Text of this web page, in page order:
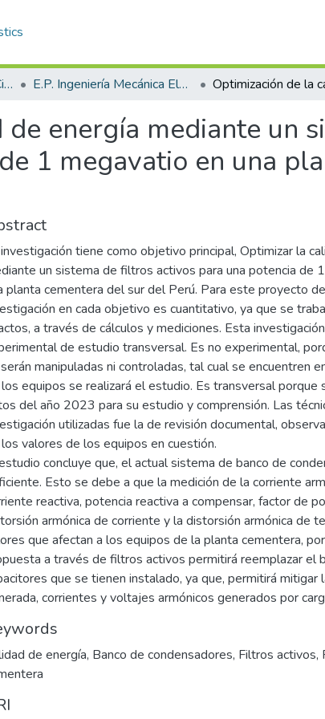
Facultad de Ingenierías y Ciencias Puras E.P. Ingeniería Mecánica Eléctrica
energía mediante un
1 megavatio en una
tiene como objetivo principal, Optimizar la
un sistema de filtros activos para una potencia de
planta cementera del sur del Perú. Para este proyecto
en cada objetivo es cuantitativo, ya que se
a través de cálculos y mediciones. Esta
de estudio transversal. Es no experimental,
manipuladas ni controladas, tal cual se encuentren
equipos se realizará el estudio. Es transversal porque
del año 2023 para su estudio y comprensión. Las
utilizadas fue la de revisión documental,
valores de los equipos en cuestión.
concluye que, el actual sistema de banco de
Esto se debe a que la medición de la corriente
reactiva, potencia reactiva a compensar, factor de
armónica de corriente y la distorsión armónica de
que afectan a los equipos de la planta cementera,
a través de filtros activos permitirá reemplazar el
que se tienen instalado, ya que, permitirá mitigar
corrientes y voltajes armónicos generados por
de energía, Banco de condensadores, Filtros activos,